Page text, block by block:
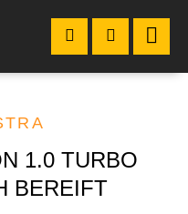
1.0 TURBO
BEREIFT